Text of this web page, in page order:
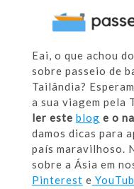
Eai, o que achou
sobre passeio de
Tailândia?
a sua viagem pela
ler este blog e o
damos dicas para
país maravilhoso.
sobre a Ásia em
Pinterest e